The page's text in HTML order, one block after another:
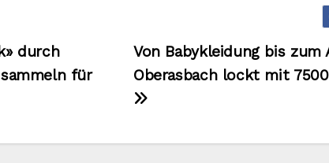
Von Babykleidung bis
Oberasbach lockt mit
durch
für